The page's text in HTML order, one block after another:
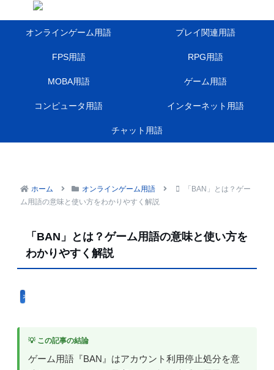
オンラインゲーム用語 プレイ関連用語
FPS用語 RPG用語
MOBA用語 ゲーム用語
コンピュータ用語 インターネット用語
チャット用語
ホーム オンラインゲーム用語
「BAN」とは？ゲー
ム用語の意味と使い方をわかりやすく解説
「BAN」とは？ゲーム用語の意味と使い方を
わかりやすく解説
オンラインゲーム用語
💡 この記事の結論
ゲーム用語『BAN』はアカウント利用停止処分を意